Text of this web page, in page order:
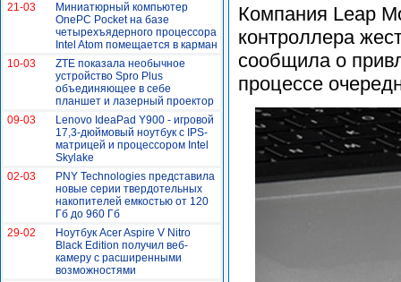
Компания Leap
контроллера
сообщила о
процессе
21-03
Миниатюрный компьютер
OnePC Pocket на базе
четырехъядерного процессора
Intel Atom помещается в карман
10-03
ZTE показала необычное
устройство Spro Plus
объединяющее в себе
планшет и лазерный проектор
09-03
Lenovo IdeaPad Y900 - игровой
17,3-дюймовый ноутбук с IPS-
матрицей и процессором Intel
Skylake
02-03
PNY Technologies представила
новые серии твердотельных
накопителей емкостью от 120
Гб до 960 Гб
29-02
Ноутбук Acer Aspire V Nitro
Black Edition получил веб-
камеру с расширенными
возможностями